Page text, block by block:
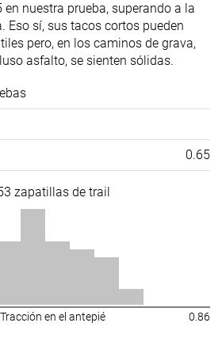
nuestra prueba, superando a la
Eso sí, sus tacos cortos pueden
pero, en los caminos de grava,
asfalto, se sienten sólidas.
0.65
zapatillas de trail
Tracción en el antepié 0.86